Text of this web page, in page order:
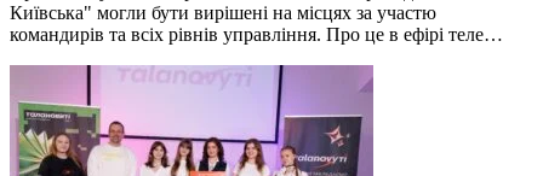
Київська" могли бути вирішені на місцях за участю
командирів та всіх рівнів управління. Про це в ефірі теле…